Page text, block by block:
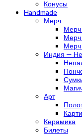
Конусы
Handmade
Мерч
Мерч
Мерч
Мерч
Индия —
Арт
Керамика
Билеты